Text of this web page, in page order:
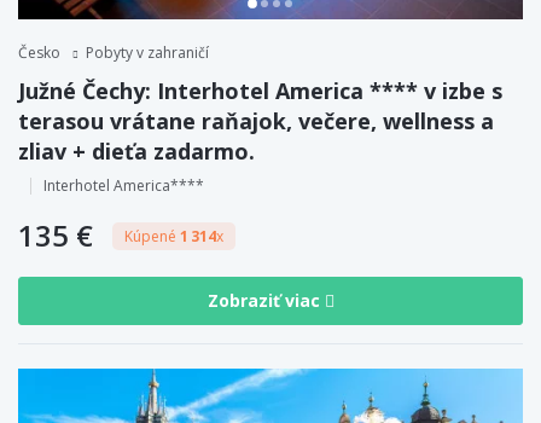
Česko Pobyty v zahraničí
Južné Čechy: Interhotel America **** v izbe s
terasou vrátane raňajok, večere, wellness a
zliav + dieťa zadarmo.
Interhotel America****
135 € Kúpené 1 314x
Zobraziť viac